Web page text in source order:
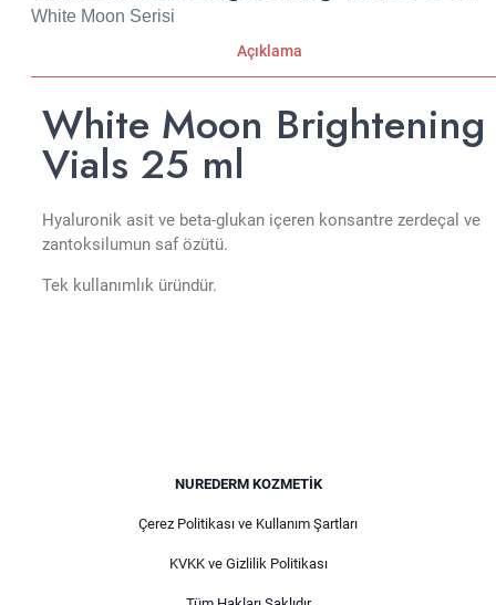
White Moon Serisi
Açıklama
White Moon Brightening
Vials 25 ml
Hyaluronik asit ve beta-glukan içeren konsantre zerdeçal ve
zantoksilumun saf özütü.
Tek kullanımlık üründür.
NUREDERM KOZMETIK
Çerez Politikası ve Kullanım Şartları
KVKK ve Gizlilik Politikası